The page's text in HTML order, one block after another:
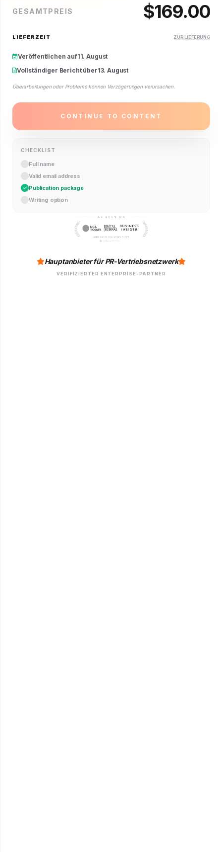
GESAMTPREIS $169.00
LIEFERZEIT ZUR LIEFERUNG
Veröffentlichen auf11. August
Vollständiger Bericht über13. August
Überarbeitungen oder Probleme können Verzögerungen verursachen.
CONTINUE TO CONTENT
CHECKLIST
Full name
Valid email address
Publication package
Writing option
Hauptanbieter für PR-Vertriebsnetzwerk
VERIFIZIERTER ENTERPRISE-PARTNER